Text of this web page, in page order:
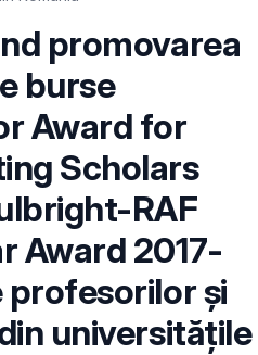
promovarea
burse
Award for
Scholars
RAF
Award 2017-
profesorilor și
universitățile